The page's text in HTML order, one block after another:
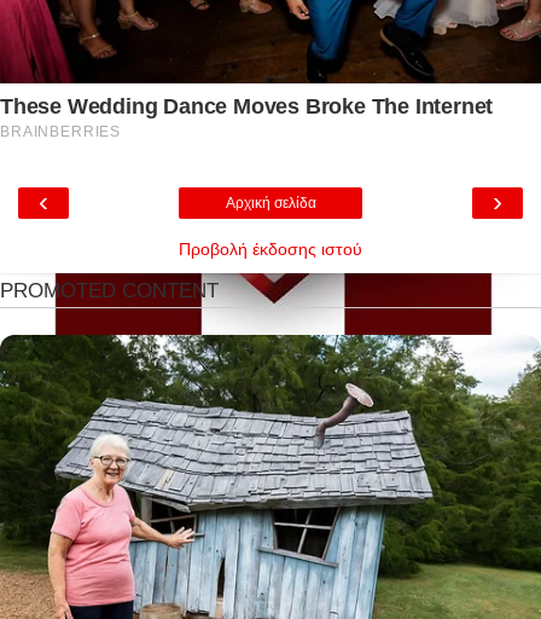
‹ ›
Αρχική σελίδα
Προβολή έκδοσης ιστού